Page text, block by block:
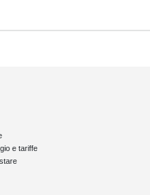
e tariffe